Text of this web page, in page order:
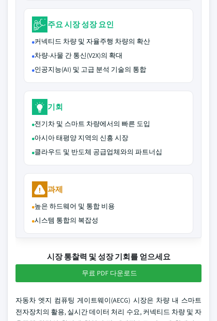
주요 시장 성장 요인
커넥티드 차량 및 자율주행 차량의 확산
차량-사물 간 통신(V2X)의 확대
인공지능(AI) 및 고급 분석 기술의 통합
기회
전기차 및 스마트 차량에서의 빠른 도입
아시아 태평양 지역의 신흥 시장
클라우드 및 반도체 공급업체와의 파트너십
과제
높은 하드웨어 및 통합 비용
시스템 통합의 복잡성
시장 통찰력 및 성장 기회를 얻으세요
무료 PDF 다운로드
자동차 엣지 컴퓨팅 게이트웨이(AECG) 시장은 차량 내 스마트
전자장치의 활용, 실시간 데이터 처리 수요, 커넥티드 차량 및 자